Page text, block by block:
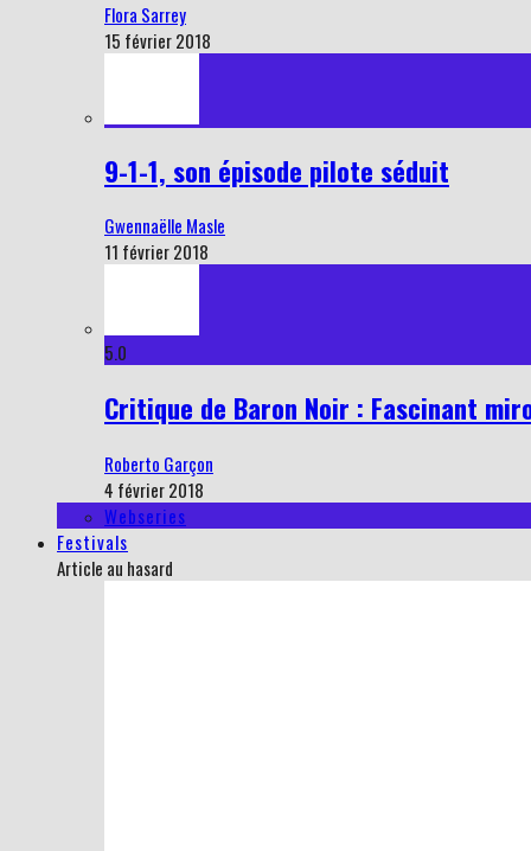
Flora Sarrey
15 février 2018
9-1-1, son épisode pilote séduit
Gwennaëlle Masle
11 février 2018
5.0
Critique de Baron Noir : Fascinant
Roberto Garçon
4 février 2018
Webseries
Festivals
Article au hasard